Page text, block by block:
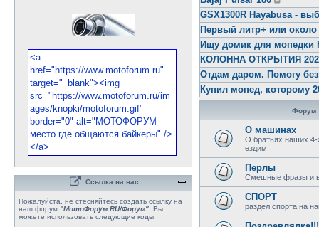
GSX1300R Hayabusa -
Первый литр+ или около
Ищу домик для мопедки
КОЛОННА ОТКРЫТИЯ
Отдам даром. Помогу
Купил мопед, которому
Форум
О машинах
О братьях наших
ездим
Перлы
Смешные фразы и
СПОРТ
раздел спорта на
Ссылка на нас
Пожалуйста, не стесняйтесь создать ссылку на
наш форум "МотоФорум.RU/Форум" . Вы
можете использовать следующие коды: